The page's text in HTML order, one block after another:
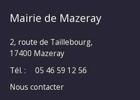
Mairie de Mazeray
2, route de Taillebourg,
17400 Mazeray
Tél. :
05 46 59 12 56
Nous contacter